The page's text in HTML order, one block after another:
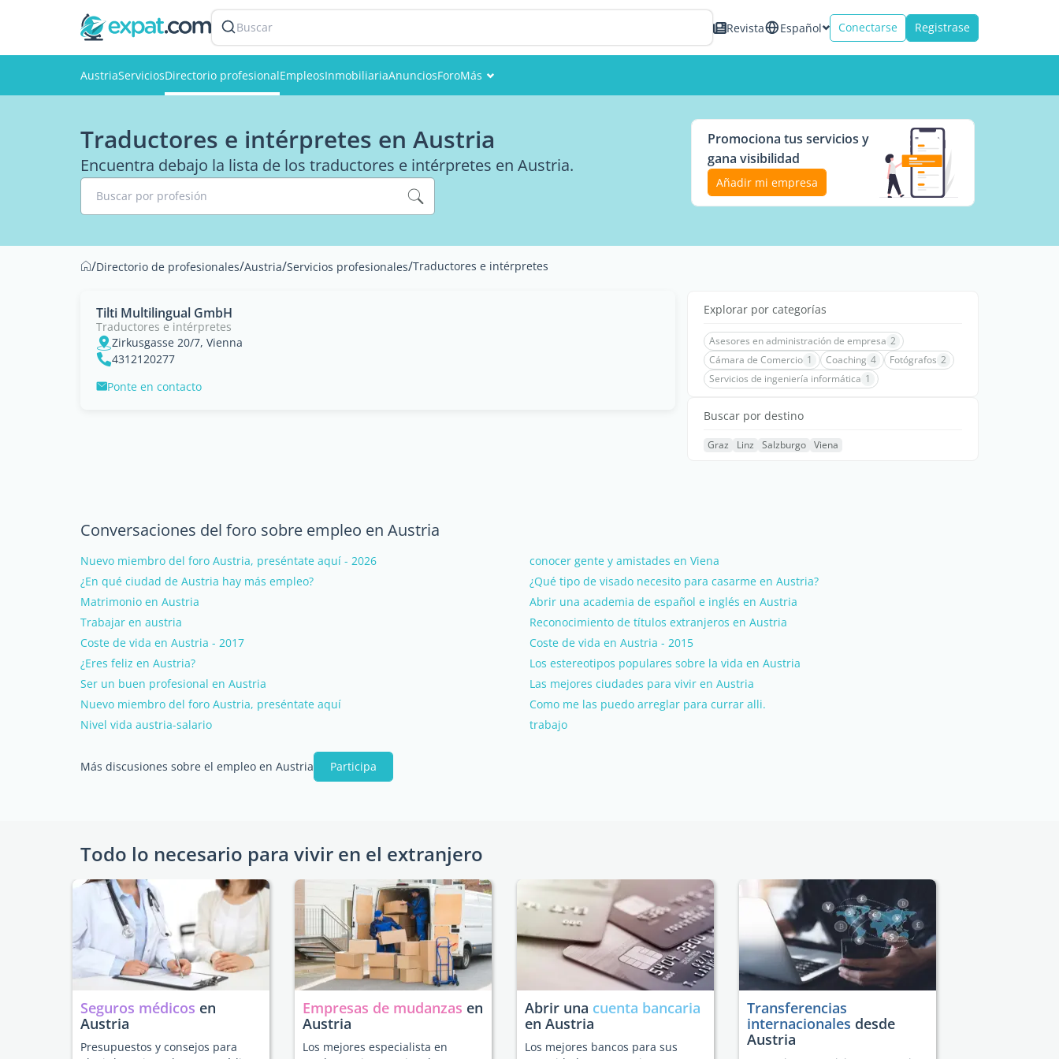
Buscar Revista Español Conectarse Registrase
AustriaServiciosDirectorio profesionalEmpleosInmobiliariaAnunciosForoMás
Miembros
Traductores e intérpretes en Austria
Encuentra debajo la lista de los traductores e intérpretes en Austria.
Buscar por profesión
Promociona tus servicios y
gana visibilidad
Añadir mi empresa
/Directorio de profesionales/Austria/Servicios profesionales/Traductores e intérpretes
Tilti Multilingual GmbH
Traductores e intérpretes
Zirkusgasse 20/7, Vienna
4312120277
Ponte en contacto
Explorar por categorías
Asesores en administración de empresa 2
Cámara de Comercio 1 Coaching 4 Fotógrafos 2
Servicios de ingeniería informática 1
Buscar por destino
Graz Linz Salzburgo Viena
Conversaciones del foro sobre empleo en Austria
Nuevo miembro del foro Austria, preséntate aquí - 2026
conocer gente y amistades en Viena
¿En qué ciudad de Austria hay más empleo?
¿Qué tipo de visado necesito para casarme en Austria?
Matrimonio en Austria
Abrir una academia de español e inglés en Austria
Trabajar en austria
Reconocimiento de títulos extranjeros en Austria
Coste de vida en Austria - 2017
Coste de vida en Austria - 2015
¿Eres feliz en Austria?
Los estereotipos populares sobre la vida en Austria
Ser un buen profesional en Austria
Las mejores ciudades para vivir en Austria
Nuevo miembro del foro Austria, preséntate aquí
Como me las puedo arreglar para currar alli.
Nivel vida austria-salario
trabajo
Más discusiones sobre el empleo en Austria Participa
Todo lo necesario para vivir en el extranjero
Seguros médicos en
Austria
Presupuestos y consejos para
Empresas de mudanzas en
Austria
Los mejores especialista en
Abrir una cuenta bancaria
en Austria
Los mejores bancos para sus
Transferencias
internacionales desde
Austria